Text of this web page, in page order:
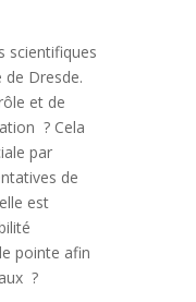
scientifiques
de Dresde.
et de
? Cela
par
de
est
pointe afin
?